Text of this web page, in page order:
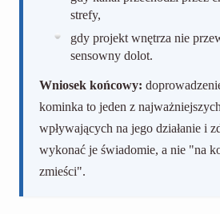
strefy,
gdy projekt wnętrza nie
sensowny dolot.
Wniosek końcowy:
kominka to jeden z
wpływających na jego działanie i
wykonać je świadomie, a nie "na
zmieści".